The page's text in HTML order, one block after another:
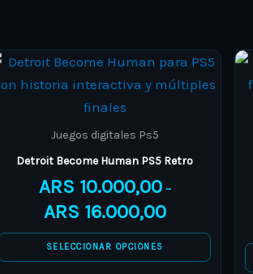
Juegos digitales Ps5
Detroit Become Human PS5 Retro
ARS 10.000,00 –
ARS 16.000,00
Price
ARS 10.000,00
SELECCIONAR OPCIONES
This
product
has
multiple
options
may
be
chosen